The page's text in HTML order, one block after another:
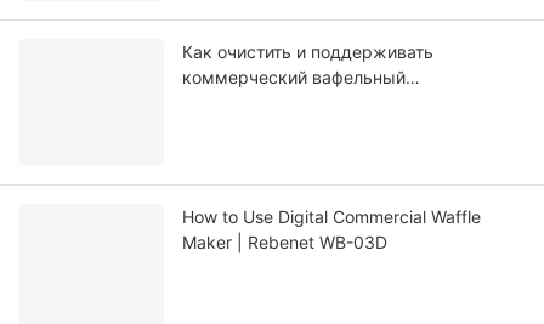
Как очистить и поддерживать
коммерческий вафельный
How to Use Digital Commercial Waffle
Maker | Rebenet WB-03D